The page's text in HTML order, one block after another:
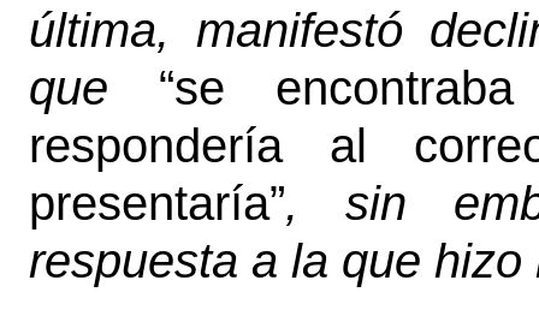
última, manifestó
que “se
respondería al
presentaría”, sin
respuesta a la que hizo